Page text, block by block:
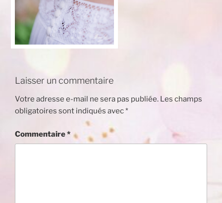
Laisser un commentaire
Votre adresse e-mail ne sera pas publiée. Les champs
obligatoires sont indiqués avec*
Commentaire*